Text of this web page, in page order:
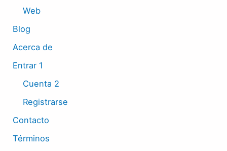
Web
Blog
Acerca de
Entrar 1
Cuenta 2
Registrarse
Contacto
Términos